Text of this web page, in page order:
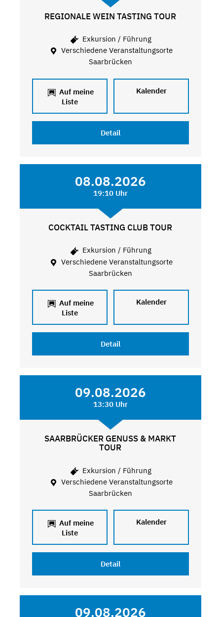
REGIONALE WEIN TASTING TOUR
Exkursion / Führung
Verschiedene Veranstaltungsorte
Saarbrücken
Auf meine
Liste
Kalender
Detail
08.08.2026
19:10 Uhr
COCKTAIL TASTING CLUB TOUR
Exkursion / Führung
Verschiedene Veranstaltungsorte
Saarbrücken
Auf meine
Liste
Kalender
Detail
09.08.2026
13:30 Uhr
SAARBRÜCKER GENUSS & MARKT
TOUR
Exkursion / Führung
Verschiedene Veranstaltungsorte
Saarbrücken
Auf meine
Liste
Kalender
Detail
09.08.2026